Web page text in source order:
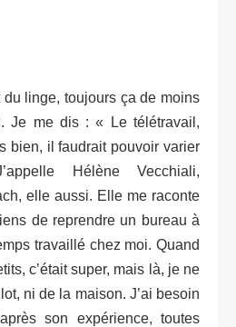
linge, toujours ça de moins
Je me dis : « Le télétravail,
bien, il faudrait pouvoir varier
Hélène Vecchiali,
elle aussi. Elle me raconte
de reprendre un bureau à
travaillé chez moi. Quand
c’était super, mais là, je ne
ni de la maison. J’ai besoin
son expérience, toutes